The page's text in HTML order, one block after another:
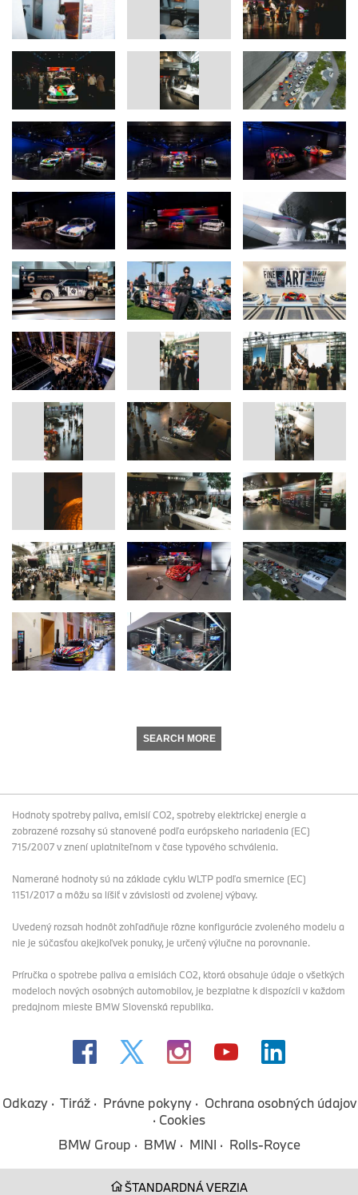
SEARCH MORE
Hodnoty spotreby paliva, emisií CO2, spotreby elektrickej energie a
zobrazené rozsahy sú stanovené podľa európskeho nariadenia (EC)
715/2007 v znení uplatniteľnom v čase typového schválenia.
Namerané hodnoty sú na základe cyklu WLTP podľa smernice (EC)
1151/2017 a môžu sa líšiť v závislosti od zvolenej výbavy.
Uvedený rozsah hodnôt zohľadňuje rôzne konfigurácie zvoleného modelu a
nie je súčasťou akejkoľvek ponuky, je určený výlučne na porovnanie.
Príručka o spotrebe paliva a emisiách CO2, ktorá obsahuje údaje o všetkých
modeloch nových osobných automobilov, je bezplatne k dispozícii v každom
predajnom mieste BMW Slovenská republika.
Odkazy Tiráž Právne pokyny
Ochrana osobných údajov
Cookies
BMW Group
BMW MINI Rolls-Royce
ŠTANDARDNÁ VERZIA